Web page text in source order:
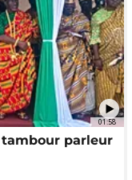
01:58
parleur